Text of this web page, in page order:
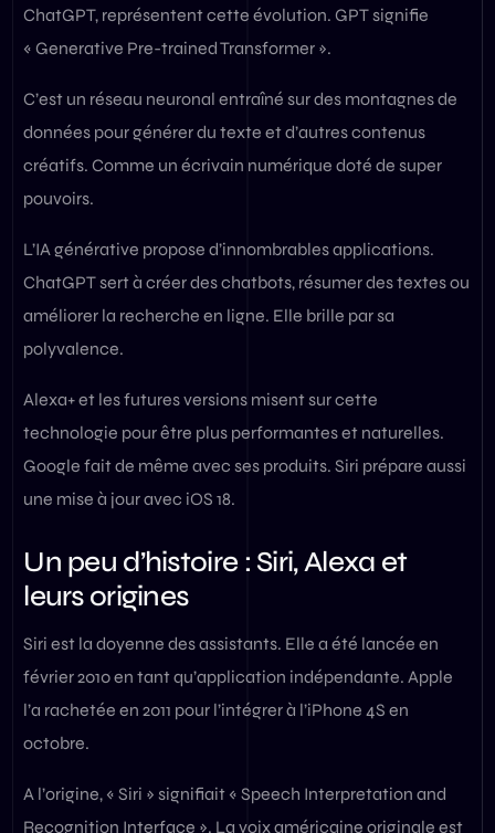
ChatGPT, représentent cette évolution. GPT signifie
« Generative Pre-trained Transformer ».
C’est un réseau neuronal entraîné sur des montagnes de
données pour générer du texte et d’autres contenus
créatifs. Comme un écrivain numérique doté de super
pouvoirs.
L’IA générative propose d’innombrables applications.
ChatGPT sert à créer des chatbots, résumer des textes ou
améliorer la recherche en ligne. Elle brille par sa
polyvalence.
Alexa+ et les futures versions misent sur cette
technologie pour être plus performantes et naturelles.
Google fait de même avec ses produits. Siri prépare aussi
une mise à jour avec iOS 18.
Un peu d’histoire : Siri, Alexa et
leurs origines
Siri est la doyenne des assistants. Elle a été lancée en
février 2010 en tant qu’application indépendante. Apple
l’a rachetée en 2011 pour l’intégrer à l’iPhone 4S en
octobre.
A l’origine, « Siri » signifiait « Speech Interpretation and
Recognition Interface ». La voix américaine originale est